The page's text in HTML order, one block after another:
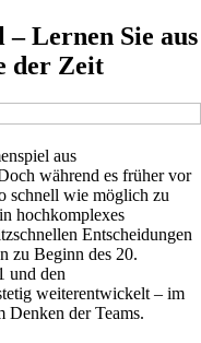
Lernen Sie aus
der Zeit
aus
während es früher vor
schnell wie möglich zu
hochkomplexes
Entscheidungen
zu Beginn des 20.
und den
weiterentwickelt – im
Denken der Teams.